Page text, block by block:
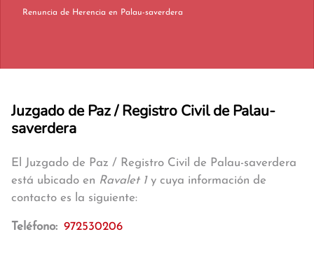
Renuncia de Herencia en Palau-saverdera
Juzgado de Paz / Registro Civil de Palau-
saverdera
El Juzgado de Paz / Registro Civil de Palau-saverdera
está ubicado en Ravalet 1y cuya información de
contacto es la siguiente:
Teléfono: 972530206